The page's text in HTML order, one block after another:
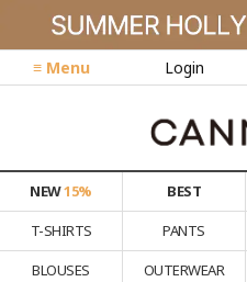
≡ Menu Login
NEW15% BEST
T-SHIRTS
PANTS
BLOUSES
OUTERWEAR